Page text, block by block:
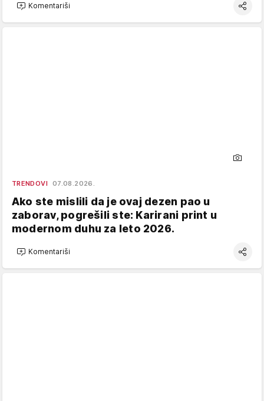
Komentariši
TRENDOVI 07.08.2026.
Ako ste mislili da je ovaj dezen pao u
zaborav, pogrešili ste: Karirani print u
modernom duhu za leto 2026.
Komentariši